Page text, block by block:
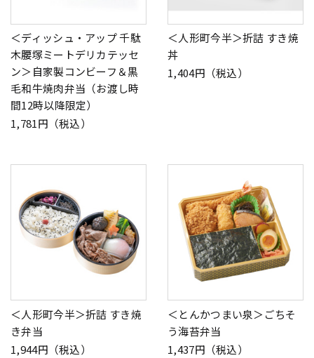
＜ディッシュ・アップ 千駄
木腰塚ミートデリカテッセ
ン＞自家製コンビーフ＆黒
毛和牛焼肉弁当（お渡し時
間12時以降限定）
1,781円（税込）
＜人形町今半＞折詰 すき焼
丼
1,404円（税込）
＜人形町今半＞折詰 すき焼
き弁当
1,944円（税込）
＜とんかつまい泉＞ごちそ
う海苔弁当
1,437円（税込）